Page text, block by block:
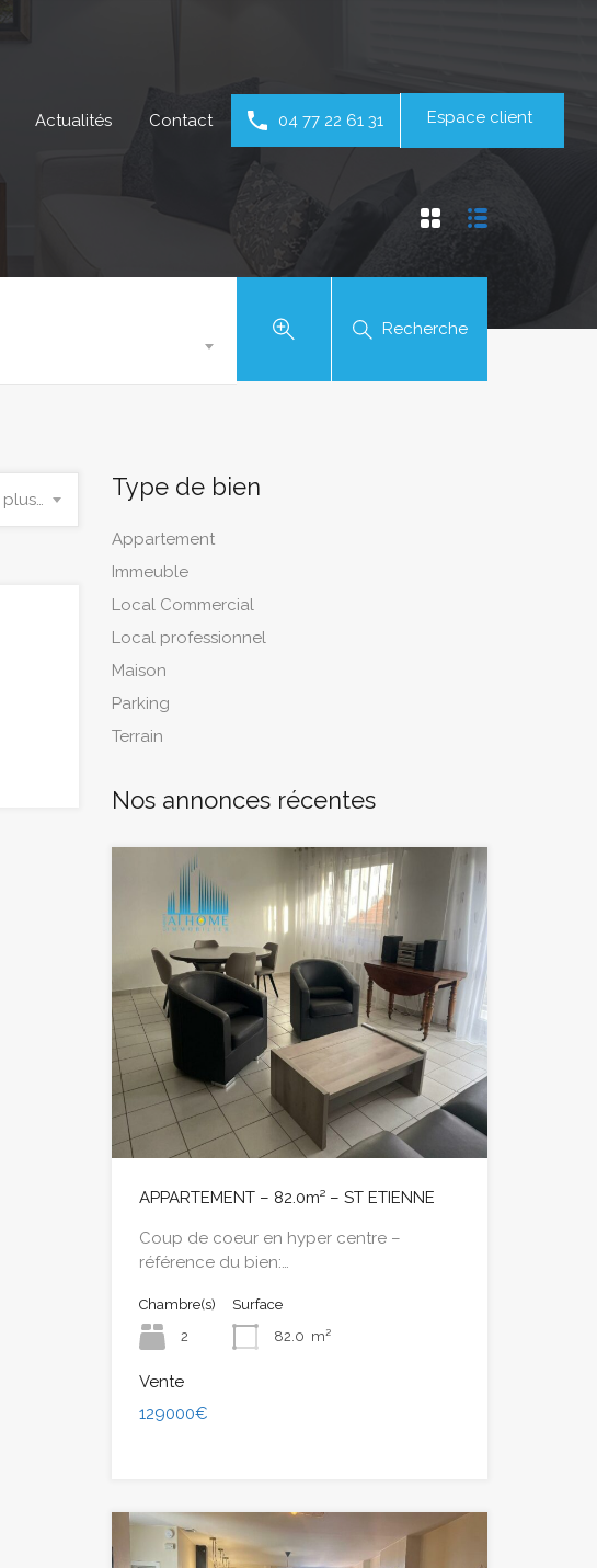
Actualités Contact 04 77 22 61 31 Espace client
Recherche
Du plus récent au plus ancien Type de bien
Appartement
Immeuble
Local Commercial
Local professionnel
Maison
Parking
Terrain
Nos annonces récentes
APPARTEMENT – 82.0m² – ST ETIENNE
Coup de coeur en hyper centre –
référence du bien:…
Chambre(s)
2
Surface
82.0 m²
Vente
129000€